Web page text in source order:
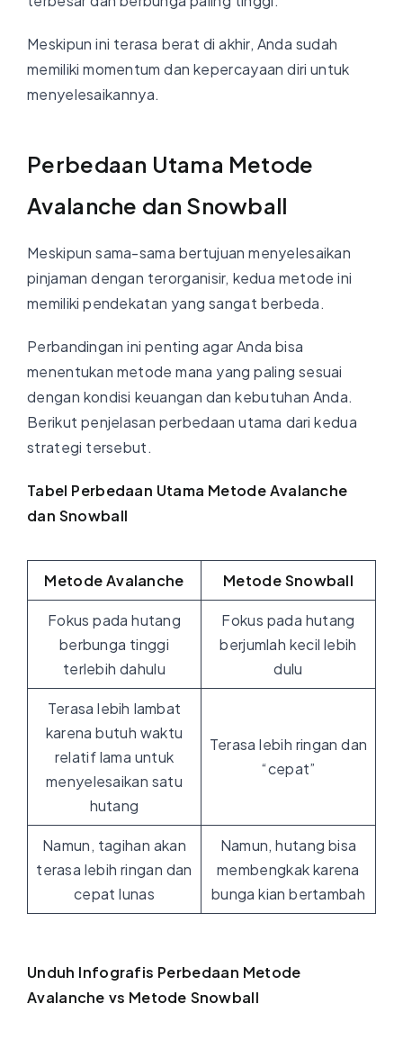
Meskipun ini terasa berat di akhir, Anda sudah
memiliki momentum dan kepercayaan diri untuk
menyelesaikannya.
Perbedaan Utama Metode
Avalanche dan Snowball
Meskipun sama-sama bertujuan menyelesaikan
pinjaman dengan terorganisir, kedua metode ini
memiliki pendekatan yang sangat berbeda.
Perbandingan ini penting agar Anda bisa
menentukan metode mana yang paling sesuai
dengan kondisi keuangan dan kebutuhan Anda.
Berikut penjelasan perbedaan utama dari kedua
strategi tersebut.
Tabel Perbedaan Utama Metode Avalanche
dan Snowball
Metode Avalanche Metode Snowball
Fokus pada hutang
berbunga tinggi
terlebih dahulu
Fokus pada hutang
berjumlah kecil lebih
dulu
Terasa lebih lambat
karena butuh waktu
relatif lama untuk
menyelesaikan satu
hutang
Terasa lebih ringan dan
“cepat”
Namun, tagihan akan
terasa lebih ringan dan
cepat lunas
Namun, hutang bisa
membengkak karena
bunga kian bertambah
Unduh Infografis Perbedaan Metode
Avalanche vs Metode Snowball